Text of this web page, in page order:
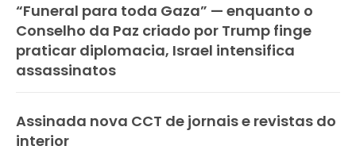
“Funeral para toda Gaza” — enquanto o
Conselho da Paz criado por Trump finge
praticar diplomacia, Israel intensifica
assassinatos
Assinada nova CCT de jornais e revistas do
interior